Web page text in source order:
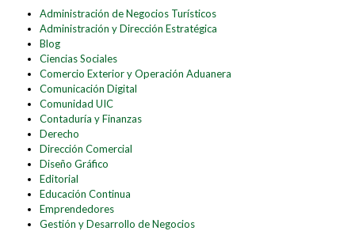
Administración de Negocios Turísticos
Administración y Dirección Estratégica
Blog
Ciencias Sociales
Comercio Exterior y Operación Aduanera
Comunicación Digital
Comunidad UIC
Contaduría y Finanzas
Derecho
Dirección Comercial
Diseño Gráfico
Editorial
Educación Continua
Emprendedores
Gestión y Desarrollo de Negocios